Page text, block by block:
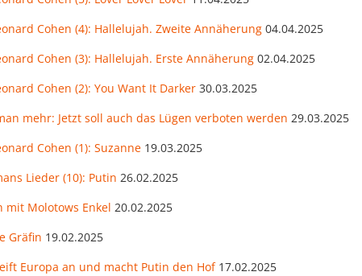
Cohen (4): Hallelujah. Zweite Annäherung 04.04.2025
Cohen (3): Hallelujah. Erste Annäherung 02.04.2025
Cohen (2): You Want It Darker 30.03.2025
mehr: Jetzt soll auch das Lügen verboten werden 29.03.2025
Cohen (1): Suzanne 19.03.2025
Lieder (10): Putin 26.02.2025
mit Molotows Enkel 20.02.2025
Gräfin 19.02.2025
Europa an und macht Putin den Hof 17.02.2025